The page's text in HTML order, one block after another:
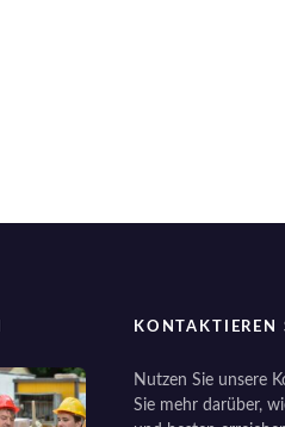
KONTAKTIEREN
Nutzen Sie unsere
Sie mehr darüber,